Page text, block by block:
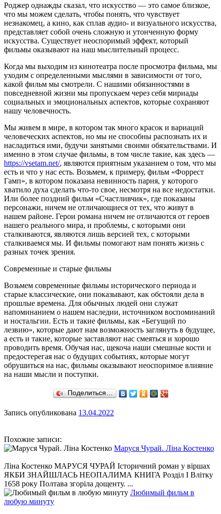
Роджер однажды сказал, что искусство — это самое близкое,
что мы можем сделать, чтобы понять, что чувствует
незнакомец, а кино, как сплав аудио- и визуального искусства,
представляет собой очень сложную и утонченную форму
искусства. Существует неоспоримый эффект, который
фильмы оказывают на наш мыслительный процесс.
Когда мы выходим из кинотеатра после просмотра фильма, мы
уходим с определенными мыслями в зависимости от того,
какой фильм мы смотрели. С нашими обязанностями в
повседневной жизни мы пропускаем через себя мириады
социальных и эмоциональных аспектов, которые сохраняют
нашу человечность.
Мы живем в мире, в котором так много красок и вариаций
человеческих аспектов, но мы не способны распознать их и
насладиться ими, будучи занятыми своими обязательствами. И
именно в этом случае фильмы, в том числе такие, как здесь —
https://vsetam.net/, являются приятным указанием о том, что мы
есть и что у нас есть. Возьмем, к примеру, фильм «Форрест
Гамп», в котором показана невинность парня, у которого
хватило духа сделать что-то свое, несмотря на все недостатки.
Или более поздний фильм «Счастливчик», где показаны
персонажи, ничем не отличающиеся от тех, что живут в
нашем районе. Герои романа ничем не отличаются от героев
нашего реального мира, и проблемы, с которыми они
сталкиваются, являются лишь версией тех, с которыми
сталкиваемся мы. И фильмы помогают нам понять жизнь с
разных точек зрения.
Современные и старые фильмы
Возьмем современные фильмы исторического периода и
старые классические, они показывают, как обстояли дела в
прошлые времена. Для обычных людей они служат
напоминанием о нашем наследии, источником воспоминаний
и ностальгии. Есть и такие фильмы, как «Бегущий по
лезвию», которые дают нам возможность заглянуть в будущее,
а есть и такие, которые заставляют нас смеяться и хорошо
проводить время. Обучая нас, щекоча наши смешные кости и
предостерегая нас о будущих событиях, которые могут
обрушиться на нас, фильмы оказывают неоспоримое влияние
на наши мысли и поступки.
Поделиться…
Запись опубликована 13.04.2022
Похожие записи:
Маруся Чурай. Ліна Костенко
Ліна Костенко МАРУСЯ ЧУРАЙ Історичний роман у віршах
ЯКБИ ЗНАЙШЛАСЬ НЕОПАЛИМА КНИГА Розділ І Влітку
1658 року Полтава згоріла дощенту. ...
Любимый фильм в
любую минуту